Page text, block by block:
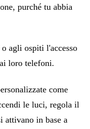
purché tu abbia
agli ospiti l'accesso
loro telefoni.
come
le luci, regola il
attivano in base a